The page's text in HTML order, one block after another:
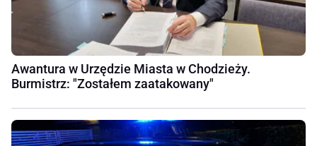
Awantura w Urzędzie Miasta w Chodzieży.
Burmistrz: "Zostałem zaatakowany"